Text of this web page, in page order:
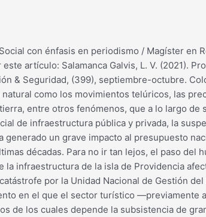
con énfasis en periodismo / Magíster
artículo: Salamanca Galvis, L. V. (2021).
& Seguridad, (399), septiembre-octubre.
como los movimientos telúricos, las
entre otros fenómenos, que a lo largo
de infraestructura pública y privada, la
generado un grave impacto al presupuesto
décadas. Para no ir tan lejos, el paso del
infraestructura de la isla de Providencia
por la Unidad Nacional de Gestión
en el que el sector turístico —previamente
de los cuales depende la subsistencia de